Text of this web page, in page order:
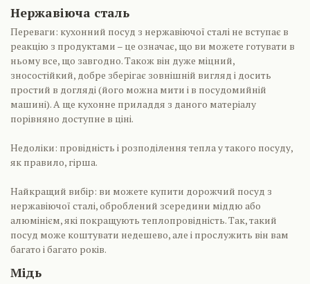
Нержавіюча сталь
Переваги: кухонний посуд з нержавіючої сталі не вступає в
реакцію з продуктами – це означає, що ви можете готувати в
ньому все, що завгодно. Також він дуже міцний,
зносостійкий, добре зберігає зовнішній вигляд і досить
простий в догляді (його можна мити і в посудомийній
машині). А ще кухонне приладдя з даного матеріалу
порівняно доступне в ціні.
Недоліки: провідність і розподілення тепла у такого посуду,
як правило, гірша.
Найкращий вибір: ви можете купити дорожчий посуд з
нержавіючої сталі, оброблений зсередини міддю або
алюмінієм, які покращують теплопровідність. Так, такий
посуд може коштувати недешево, але і прослужить він вам
багато і багато років.
Мідь